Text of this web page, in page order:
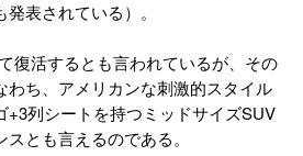
表されている）。
復活するとも言われているが、その
わち、アメリカンな刺激的スタイル
+3列シートを持つミッドサイズSUV
とも言えるのである。